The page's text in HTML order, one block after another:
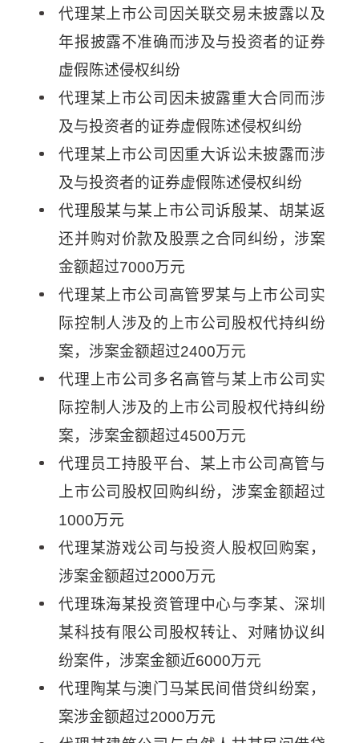
代理某上市公司因关联交易未披露以及
年报披露不准确而涉及与投资者的证券
虚假陈述侵权纠纷
代理某上市公司因未披露重大合同而涉
及与投资者的证券虚假陈述侵权纠纷
代理某上市公司因重大诉讼未披露而涉
及与投资者的证券虚假陈述侵权纠纷
代理殷某与某上市公司诉殷某、胡某返
还并购对价款及股票之合同纠纷，涉案
金额超过7000万元
代理某上市公司高管罗某与上市公司实
际控制人涉及的上市公司股权代持纠纷
案，涉案金额超过2400万元
代理上市公司多名高管与某上市公司实
际控制人涉及的上市公司股权代持纠纷
案，涉案金额超过4500万元
代理员工持股平台、某上市公司高管与
上市公司股权回购纠纷，涉案金额超过
1000万元
代理某游戏公司与投资人股权回购案，
涉案金额超过2000万元
代理珠海某投资管理中心与李某、深圳
某科技有限公司股权转让、对赌协议纠
纷案件，涉案金额近6000万元
代理陶某与澳门马某民间借贷纠纷案，
案涉金额超过2000万元